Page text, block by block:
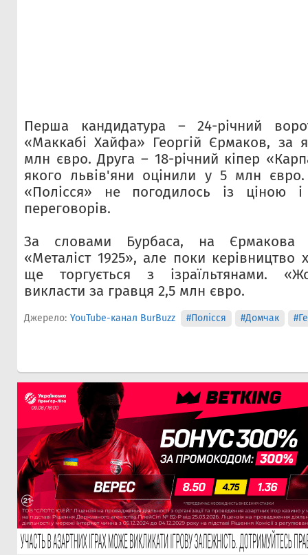
Перша кандидатура – 24-річний
«Маккабі Хайфа» Георгій Єрмаков, за
млн євро. Друга – 18-річний кіпер
якого львів'яни оцінили у 5 млн
«Полісся» не погодилось із ціною і
переговорів.
За словами Бурбаса, на Єрмакова
«Металіст 1925», але поки керівництво
ще торгується з ізраїльтянами.
викласти за гравця 2,5 млн євро.
Джерело: YouTube-канал BurBuzz #Полісся #Домчак